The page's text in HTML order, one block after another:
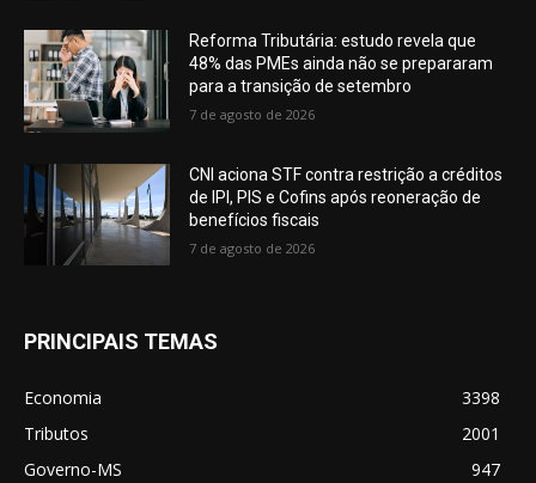
Reforma Tributária: estudo revela que
48% das PMEs ainda não se prepararam
para a transição de setembro
7 de agosto de 2026
CNI aciona STF contra restrição a créditos
de IPI, PIS e Cofins após reoneração de
benefícios fiscais
7 de agosto de 2026
PRINCIPAIS TEMAS
Economia
3398
Tributos
2001
Governo-MS
947